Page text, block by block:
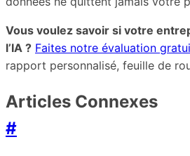
Vous voulez savoir si votre
l’IA ? Faites notre évaluation
rapport personnalisé, feuille de
Articles Connexes
#